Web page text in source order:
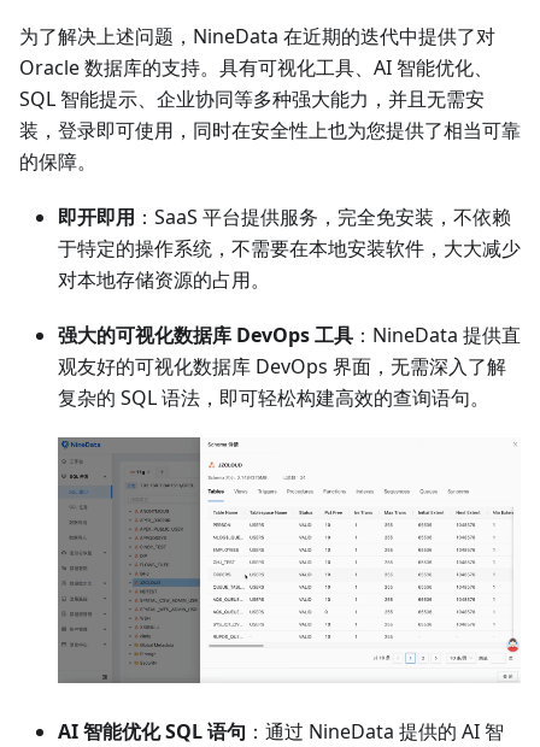
为了解决上述问题，NineData 在近期的迭代中提供了对
Oracle 数据库的支持。具有可视化工具、AI 智能优化、
SQL 智能提示、企业协同等多种强大能力，并且无需安
装，登录即可使用，同时在安全性上也为您提供了相当可靠
的保障。
即开即用 ：SaaS 平台提供服务，完全免安装，不依赖
于特定的操作系统，不需要在本地安装软件，大大减少
对本地存储资源的占用。
强大的可视化数据库 DevOps 工具 ：NineData 提供直
观友好的可视化数据库 DevOps 界面，无需深入了解
复杂的 SQL 语法，即可轻松构建高效的查询语句。
AI 智能优化 SQL 语句 ：通过 NineData 提供的 AI 智